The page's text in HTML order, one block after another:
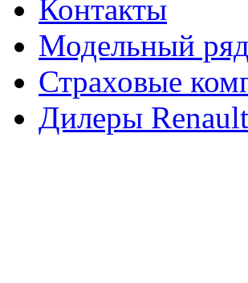
Контакты
Модельный
Страховые
Дилеры Renault